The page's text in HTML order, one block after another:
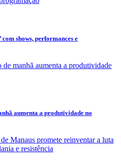
com shows, performances e
aumenta a produtividade no